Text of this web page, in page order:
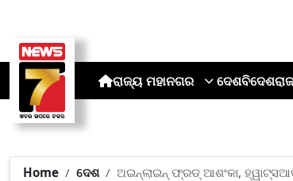
ରାଜ୍ୟ ମହାନଗର ଦେଶବିଦେଶ
Home ଦେଶ ଅଇନ୍‌ଲାଇନ୍ ଫ୍ରଡ୍ ଆଶଂକା,